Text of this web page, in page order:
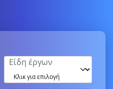
Είδη έργων